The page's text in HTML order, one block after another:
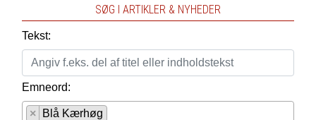
SØG I ARTIKLER & NYHEDER
Tekst:
Emneord:
×
Blå Kærhøg